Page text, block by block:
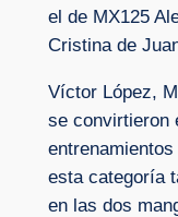
el de MX125
Cristina de
Víctor López,
se convirtieron
esta categoría
en las dos